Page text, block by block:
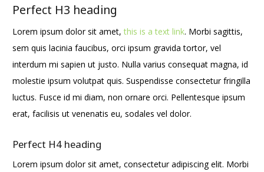
Perfect H3 heading
Lorem ipsum dolor sit amet,this is a text link. Morbi sagittis,
sem quis lacinia faucibus, orci ipsum gravida tortor, vel
interdum mi sapien ut justo. Nulla varius consequat magna, id
molestie ipsum volutpat quis. Suspendisse consectetur fringilla
luctus. Fusce id mi diam, non ornare orci. Pellentesque ipsum
erat, facilisis ut venenatis eu, sodales vel dolor.
Perfect H4 heading
Lorem ipsum dolor sit amet, consectetur adipiscing elit. Morbi